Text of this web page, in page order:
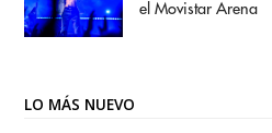
el Movistar Arena
LO MÁS NUEVO